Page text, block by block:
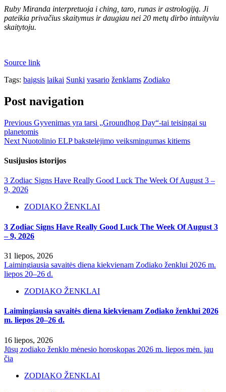
Ruby Miranda interpretuoja i ching, taro, runas ir astrologiją. Ji
pateikia privačius skaitymus ir daugiau nei 20 metų dirbo intuityviu
skaitytoju.
Source link
Tags: baigsis laikai Sunki vasario ženklams Zodiako
Post navigation
Previous Gyvenimas yra tarsi „Groundhog Day“-tai teisingai su
planetomis
Next Nuotolinio ELP bakstelėjimo veiksmingumas kitiems
Susijusios istorijos
3 Zodiac Signs Have Really Good Luck The Week Of August 3 –
9, 2026
ZODIAKO ŽENKLAI
3 Zodiac Signs Have Really Good Luck The Week Of August 3
– 9, 2026
31 liepos, 2026
Laimingiausia savaitės diena kiekvienam Zodiako ženklui 2026 m.
liepos 20–26 d.
ZODIAKO ŽENKLAI
Laimingiausia savaitės diena kiekvienam Zodiako ženklui 2026
m. liepos 20–26 d.
16 liepos, 2026
Jūsų zodiako ženklo mėnesio horoskopas 2026 m. liepos mėn. jau
čia
ZODIAKO ŽENKLAI